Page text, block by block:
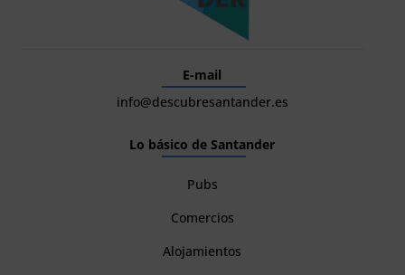
E-mail
info@descubresantander.es
Lo básico de Santander
Pubs
Comercios
Alojamientos